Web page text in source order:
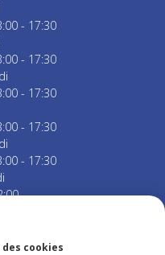
- 17:30
- 17:30
- 17:30
- 17:30
- 17:30
jours fériés.
cookies